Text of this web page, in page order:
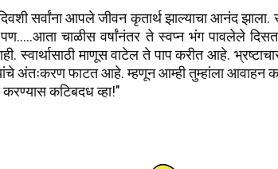
सर्वांना आपले जीवन कृतार्थ झाल्याचा आनंद झाला.
पण.....आता चाळीस वर्षांनंतर ते स्वप्न भंग पावलेले
स्वार्थासाठी माणूस वाटेल ते पाप करीत आहे.
अंतःकरण फाटत आहे. म्हणून आम्ही तुम्हांला आवाहन
कटिबदध व्हा!"